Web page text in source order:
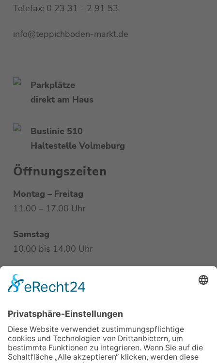
Telefax: 0 23 31 - 2 91 53
info@teppichboden-markt.de
Parkplätze
direkt am Haus
Buslinie 510
Haltestelle Volmeburg
Öffnungszeiten
Montag – Freitag
11.00 – 17.00 Uhr
Samstag
10.00 bis 14.00 Uhr
Übersicht
Startseite
Service
Ausstellung